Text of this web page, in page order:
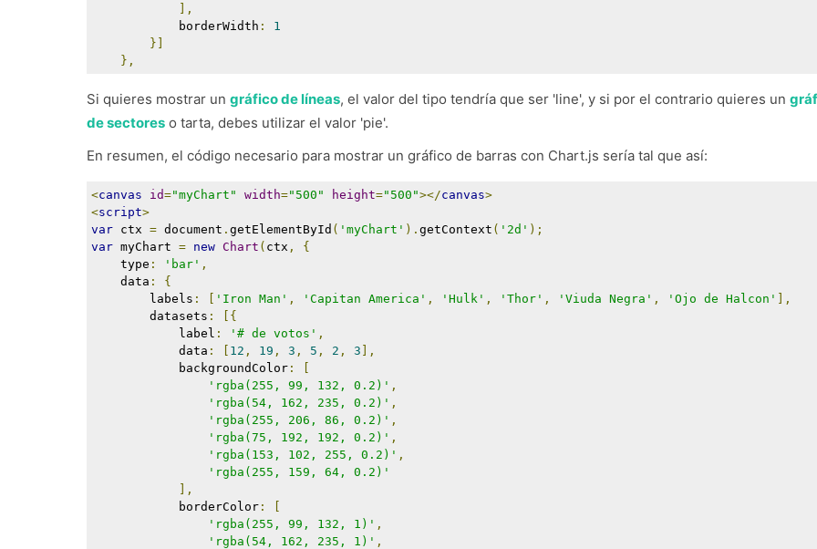
],
borderWidth :
1
}]
},
Si quieres mostrar un gráfico de líneas, el valor del tipo tendría que ser 'line', y si por el contrario quieres un
de sectoreso tarta, debes utilizar el valor 'pie'.
En resumen, el código necesario para mostrar un gráfico de barras con Chart.js sería tal que así:
<canvas id="myChart" width="500" height="500"></canvas>
<script>
var ctx = document . getElementById ( 'myChart' ). getContext ( '2d' );
var myChart = new Chart ( ctx ,
{
type : 'bar' ,
data :
{
labels : 'Iron Man' , 'Capitan America' , 'Hulk' , 'Thor' , 'Viuda Negra' , 'Ojo de Halcon'
],
datasets :
[{
label : '# de votos' ,
data : 12 , 19 , 3 , 5 , 2 , 3 ],
backgroundColor:
'rgba(255, 99, 132, 0.2)' ,
'rgba(54, 162, 235, 0.2)' ,
'rgba(255, 206, 86, 0.2)' ,
'rgba(75, 192, 192, 0.2)' ,
'rgba(153, 102, 255, 0.2)' ,
'rgba(255, 159, 64, 0.2)'
],
borderColor:
'rgba(255, 99, 132, 1)' ,
'rgba(54, 162, 235, 1)' ,